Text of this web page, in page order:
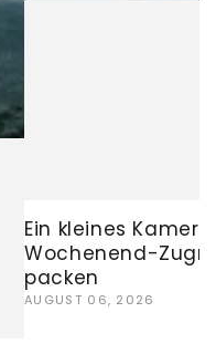
Ein kleines
Wochenend-
packen
AUGUST 06, 2026